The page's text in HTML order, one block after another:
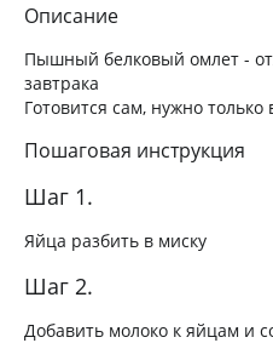
Описание
Пышный белковый омлет -
завтрака
Готовится сам, нужно только
Пошаговая инструкция
Шаг 1.
Яйца разбить в миску
Шаг 2.
Добавить молоко к яйцам и